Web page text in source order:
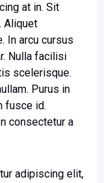
at in. Sit
Aliquet
In arcu cursus
Nulla facilisi
scelerisque.
Purus in
fusce id.
consectetur a
adipiscing elit,